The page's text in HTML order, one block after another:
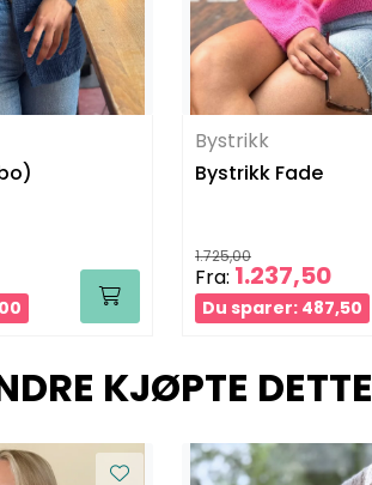
Bystrikk
Bystrikk Fade
1.725,00
Fra: 1.237,50
Du sparer: 487,50
KJØPTE DETTE